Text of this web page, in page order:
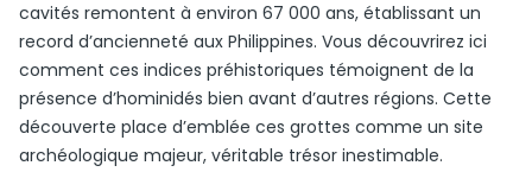
cavités remontent à environ 67 000 ans, établissant un
record d’ancienneté aux Philippines. Vous découvrirez ici
comment ces indices préhistoriques témoignent de la
présence d’hominidés bien avant d’autres régions. Cette
découverte place d’emblée ces grottes comme un site
archéologique majeur, véritable trésor inestimable.